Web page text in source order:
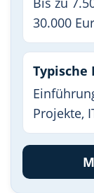
30.000
Typische
Projekte,